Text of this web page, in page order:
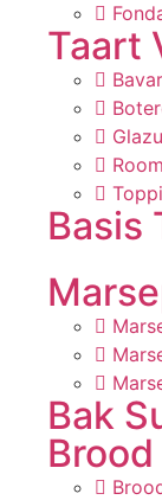
Taart
Basis
Bak
Brood